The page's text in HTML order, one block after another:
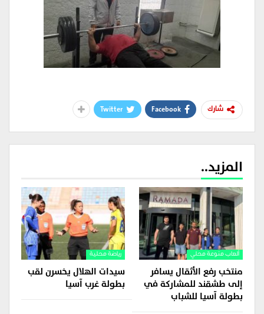
شارك Facebook
Twitter
المزيد..
ألعاب منوعة محلي
منتخب رفع الأثقال يسافر
إلى طشقند للمشاركة في
بطولة آسيا للشباب
رياضة محلية
سيدات الهلال يخسرن لقب
بطولة غرب آسيا